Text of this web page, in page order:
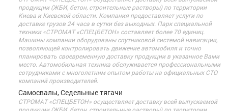
продукции (ЖБИ, бетон, строительные растворы) по территории
Киева и Киевской области. Компания предоставляет услуги по
доставке грузов 24 часа в сутки без выходных. Парк специальной
техники «СТРОМАТ «СПЕЦБЕТОН» составляет более 70 единиц.
Машины компании оборудованы спутниковой системой навигации,
позволяющей контролировать движение автомобиля и точно
планировать своевременную доставку продукции в указанное Вами
место. Автомобильная техника обслуживается профессиональными
сотрудниками с многолетним опытом работы на официальных СТО
компаний производителей.
Самосвалы, Седельные тягачи
СТРОМАТ «СПЕЦБЕТОН» осуществляет доставку всей выпускаемой
продукции (ЖБИ, бетон, строительные растворы) по территории